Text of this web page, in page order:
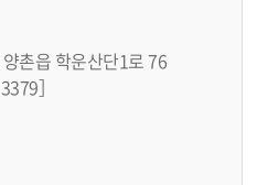
촌읍 학운산단1로 76
］